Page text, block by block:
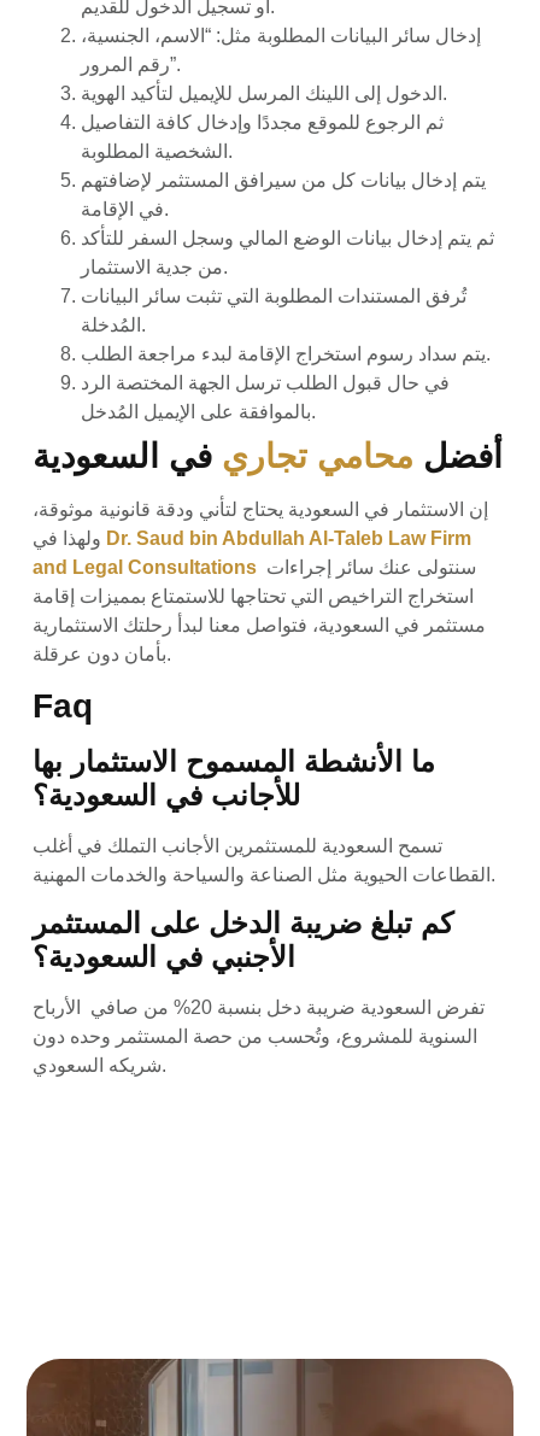
أو تسجيل الدخول للقديم.
إدخال سائر البيانات المطلوبة مثل: “الاسم، الجنسية،
رقم المرور”.
الدخول إلى اللينك المرسل للإيميل لتأكيد الهوية.
ثم الرجوع للموقع مجددًا وإدخال كافة التفاصيل
الشخصية المطلوبة.
يتم إدخال بيانات كل من سيرافق المستثمر لإضافتهم
في الإقامة.
ثم يتم إدخال بيانات الوضع المالي وسجل السفر للتأكد
من جدية الاستثمار.
تُرفق المستندات المطلوبة التي تثبت سائر البيانات
المُدخلة.
يتم سداد رسوم استخراج الإقامة لبدء مراجعة الطلب.
في حال قبول الطلب ترسل الجهة المختصة الرد
بالموافقة على الإيميل المُدخل.
أفضل محامي تجاري في السعودية
إن الاستثمار في السعودية يحتاج لتأني ودقة قانونية موثوقة،
Dr. Saud bin Abdullah Al-Taleb Law Firm
and Legal Consultations سنتولى عنك سائر إجراءات
استخراج التراخيص التي تحتاجها للاستمتاع بمميزات إقامة
مستثمر في السعودية، فتواصل معنا لبدأ رحلتك الاستثمارية
بأمان دون عرقلة.
Faq
ما الأنشطة المسموح الاستثمار بها
للأجانب في السعودية؟
تسمح السعودية للمستثمرين الأجانب التملك في أغلب
القطاعات الحيوية مثل الصناعة والسياحة والخدمات المهنية.
كم تبلغ ضريبة الدخل على المستثمر
الأجنبي في السعودية؟
تفرض السعودية ضريبة دخل بنسبة 20% من صافي الأرباح
السنوية للمشروع، وتُحسب من حصة المستثمر وحده دون
شريكه السعودي.